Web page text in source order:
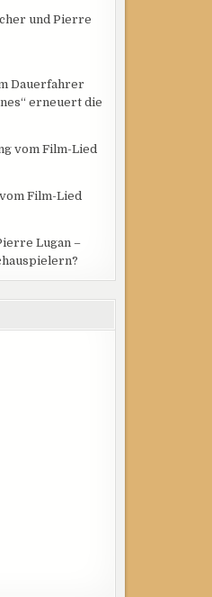
und Pierre
Dauerfahrer
erneuert die
vom Film-Lied
Film-Lied
Lugan –